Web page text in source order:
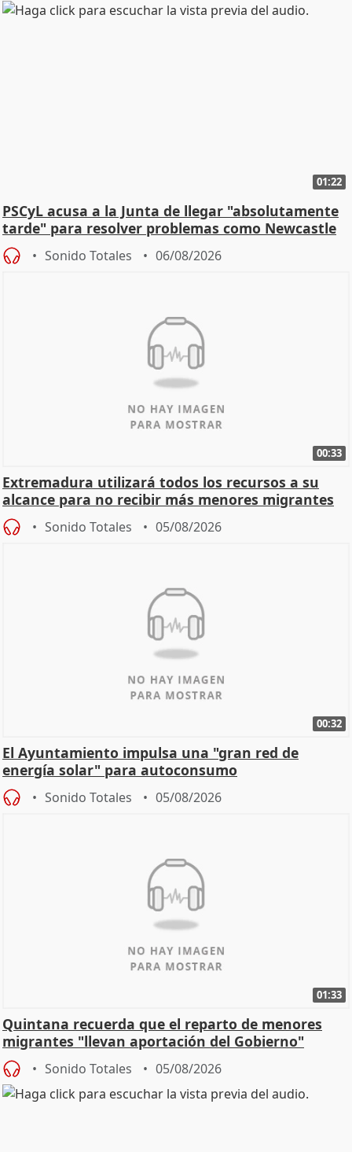
01:22
PSCyL acusa a la Junta de llegar "absolutamente
tarde" para resolver problemas como Newcastle
Sonido Totales 06/08/2026
00:33
Extremadura utilizará todos los recursos a su
alcance para no recibir más menores migrantes
Sonido Totales 05/08/2026
00:32
El Ayuntamiento impulsa una "gran red de
energía solar" para autoconsumo
Sonido Totales 05/08/2026
01:33
Quintana recuerda que el reparto de menores
migrantes "llevan aportación del Gobierno"
central
Sonido Totales 05/08/2026